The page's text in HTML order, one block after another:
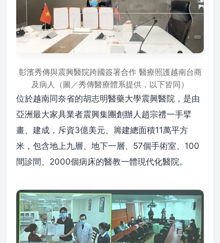
彰濱秀傳與震興醫院跨國簽署合作 醫療照護越南台商
及病人（圖／秀傳醫療體系提供，以下皆同）
位於越南同奈省的胡志明醫藥大學震興醫院，是由
亞洲最大家具業者震興集團創辦人趙宗禮一手擘
畫、建成，斥資3億美元、籌建總面積11萬平方
米，包含地上九層、地下一層、57個手術室、100
間診間、2000個病床的醫教一體現代化醫院。